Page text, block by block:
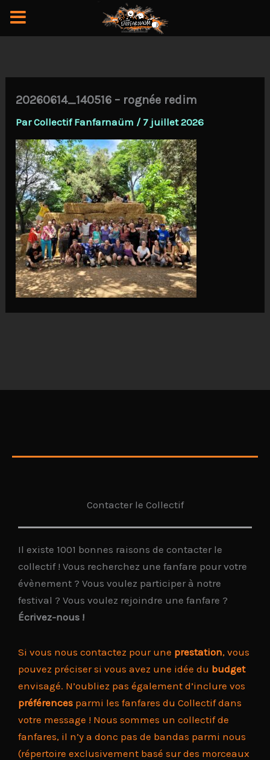
Aller
au
20260614_140516 – rognée redim
ParCollectif Fanfarnaüm / 7 juillet 2026
Contacter le Collectif
Il existe 1001 bonnes raisons de contacter le
collectif ! Vous recherchez une fanfare pour votre
évènement ? Vous voulez participer à notre
festival ? Vous voulez rejoindre une fanfare ?
Écrivez-nous !
Si vous nous contactez pour une prestation, vous
pouvez préciser si vous avez une idée du budget
envisagé. N’oubliez pas également d’inclure vos
préférences parmi les fanfares du Collectif dans
votre message ! Nous sommes un collectif de
fanfares, il n’y a donc pas de bandas parmi nous
(répertoire exclusivement basé sur des morceaux